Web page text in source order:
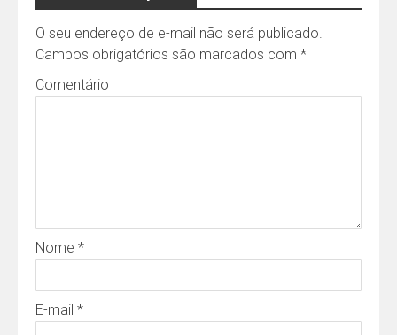
O seu endereço de e-mail não será publicado.
Campos obrigatórios são marcados com *
Comentário
Nome *
E-mail *